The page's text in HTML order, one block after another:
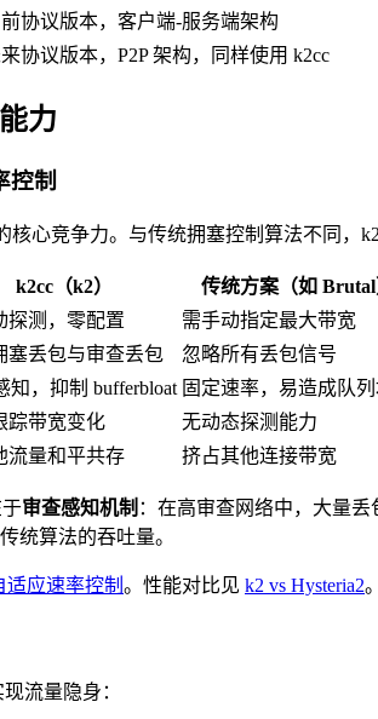
协议版本，客户端-服务端架构
协议版本，P2P 架构，同样使用 k2cc
力
控制
核心竞争力。与传统拥塞控制算法不同，
k2cc（k2）
传统方案（如
探测，零配置
需手动指定最大带宽
塞丢包与审查丢包
忽略所有丢包信号
知，抑制 bufferbloat 固定速率，易造成队
踪带宽变化
无动态探测能力
流量和平共存 挤占其他连接带宽
审查感知机制 ：在高审查网络中，大量
统算法的吞吐量。
适应速率控制 。性能对比见 k2 vs Hysteria2
流量隐身：